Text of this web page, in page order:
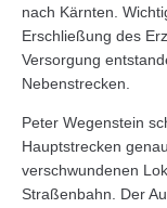
nach Kärnten.
Erschließung des
Versorgung
Nebenstrecken.
Peter Wegenstein
Hauptstrecken
verschwundenen
Straßenbahn. Der